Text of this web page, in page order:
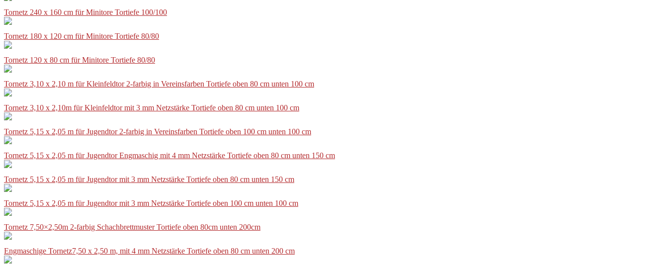
Tornetz 240 x 160 cm für Minitore Tortiefe 100/100
Tornetz 180 x 120 cm für Minitore Tortiefe 80/80
Tornetz 120 x 80 cm für Minitore Tortiefe 80/80
Tornetz 3,10 x 2,10 m für Kleinfeldtor 2-farbig in Vereinsfarben Tortiefe oben 80 cm unten 100 cm
Tornetz 3,10 x 2,10m für Kleinfeldtor mit 3 mm Netzstärke Tortiefe oben 80 cm unten 100 cm
Tornetz 5,15 x 2,05 m für Jugendtor 2-farbig in Vereinsfarben Tortiefe oben 100 cm unten 100 cm
Tornetz 5,15 x 2,05 m für Jugendtor Engmaschig mit 4 mm Netzstärke Tortiefe oben 80 cm unten 150 cm
Tornetz 5,15 x 2,05 m für Jugendtor mit 3 mm Netzstärke Tortiefe oben 80 cm unten 150 cm
Tornetz 5,15 x 2,05 m für Jugendtor mit 3 mm Netzstärke Tortiefe oben 100 cm unten 100 cm
Tornetz 7,50×2,50m 2-farbig Schachbrettmuster Tortiefe oben 80cm unten 200cm
Engmaschige Tornetz7,50 x 2,50 m, mit 4 mm Netzstärke Tortiefe oben 80 cm unten 200 cm